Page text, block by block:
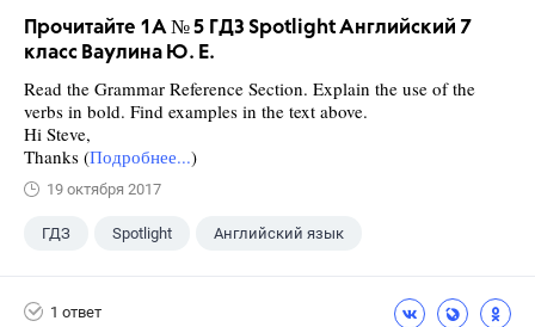
Прочитайте 1A № 5 ГДЗ Spotlight Английский 7
класс Ваулина Ю. Е.
Read the Grammar Reference Section. Explain the use of the
verbs in bold. Find examples in the text above.
Hi Steve,
Thanks (Подробнее...)
19 октября 2017
ГДЗ Spotlight Английский язык
1 ответ